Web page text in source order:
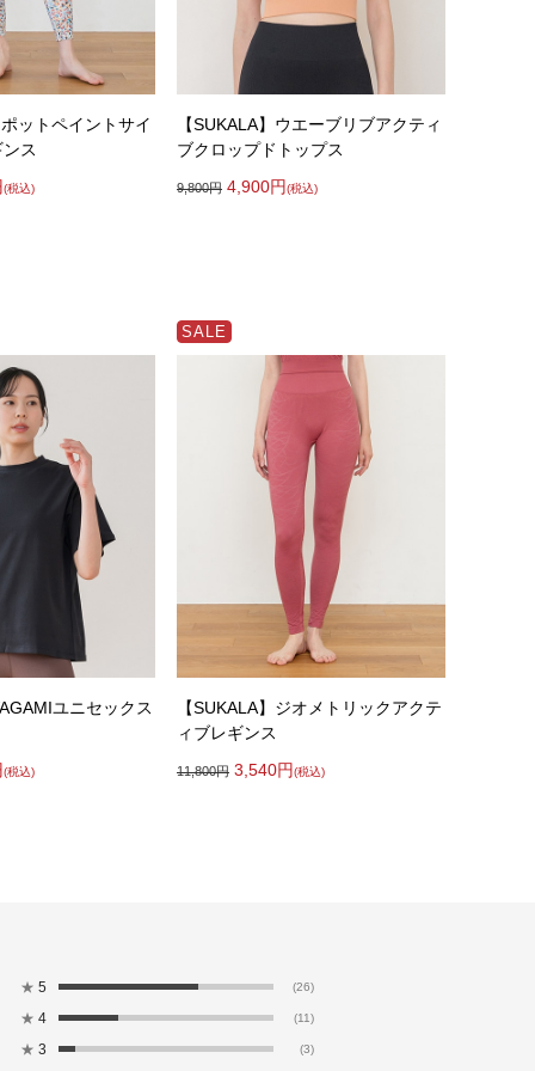
ットペイントサイ
ス
(税込)
【SUKALA】ウエーブリブアクティ
ブクロップドトップス
9,800円 4,900円(税込)
ユニセックス
(税込)
SALE
【SUKALA】ジオメトリックアクテ
ィブレギンス
11,800円 3,540円(税込)
★ 5 (26)
★ 4 (11)
★ 3 (3)